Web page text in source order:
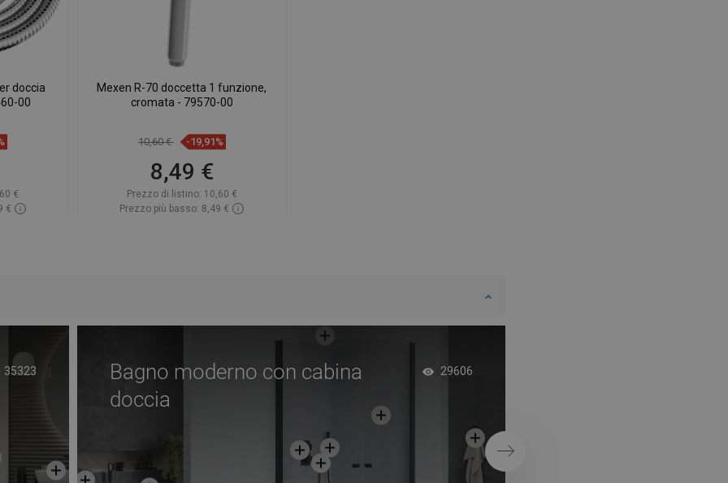
doccia
00
€
€
Mexen R-70 doccetta 1 funzione,
cromata - 79570-00
10,60 € -19,91%
8,49 €
Prezzo di listino: 10,60 €
Prezzo più basso: 8,49 €
35323
Bagno moderno con cabina
doccia
29606
Successivo